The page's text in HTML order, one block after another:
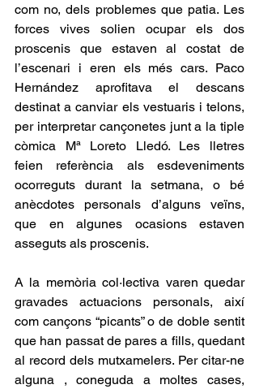
com no, dels problemes que patia. Les
forces vives solien ocupar els dos
proscenis que estaven al costat de
l’escenari i eren els més cars. Paco
Hernández aprofitava el descans
destinat a canviar els vestuaris i telons,
per interpretar cançonetes junt a la tiple
còmica Mª Loreto Lledó. Les lletres
feien referència als esdeveniments
ocorreguts durant la setmana, o bé
anècdotes personals d’alguns veïns,
que en algunes ocasions estaven
asseguts als proscenis.
A la memòria col·lectiva varen quedar
gravades actuacions personals, així
com cançons “picants” o de doble sentit
que han passat de pares a fills, quedant
al record dels mutxamelers. Per citar-ne
alguna , coneguda a moltes cases,